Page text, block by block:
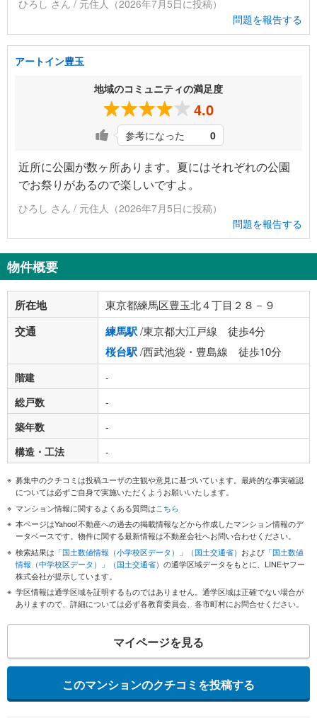
ひろし さん / 元住人（2026年7月5日に投稿）
問題を報告する
アートイン豊玉
地域のコミュニティの満足度
4.0
参考になった 0
近所に公園が数ヶ所あります。夏にはそれぞれの公園
でお祭りがあるので楽しいですよ。
ひろし さん / 元住人（2026年7月5日に投稿）
問題を報告する
物件概要
所在地 東京都練馬区豊玉北４丁目２８－９
交通 練馬駅/東京都大江戸線 徒歩4分
桜台駅/西武池袋・豊島線 徒歩10分
階建
-
総戸数
-
築年数
-
構造・工法
-
募集中のクチコミは投稿ユーザの主観や意見に基づいています。最終的な事実確認
については必ずご自身で実施いただくようお願いいたします。
マンション情報に関するよくある質問はこちら
本ページはYahoo!不動産への過去の掲載情報などから作成したマンション情報のデ
ータベースです。物件に関する最新情報は不動産会社へお問い合わせください。
検索結果は 「国土数値情報（小学校区データ）」（国土交通省） および 「国土数値
情報（中学校区データ）」（国土交通省） の通学区域データをもとに、LINEヤフー
株式会社が提示しています。
学区情報は通学区域を証明するものではありません。通学区域は正確でない場合が
ありますので、詳細については必ず各教育委員会、各市町村にお問合せください。
マイページを見る
このマンションのクチコミを投稿する